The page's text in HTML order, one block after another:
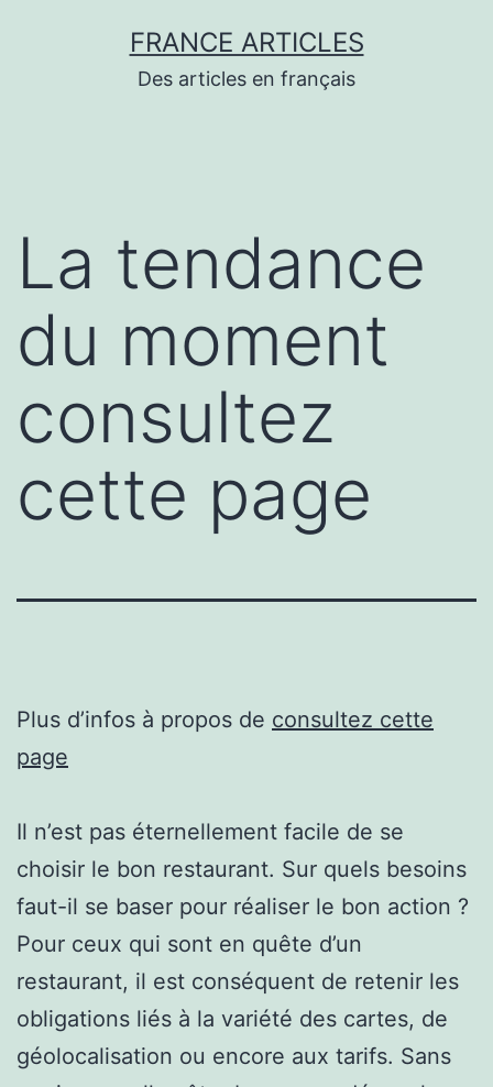
FRANCE ARTICLES
Des articles en français
La tendance
du moment
consultez
cette page
Plus d’infos à propos de consultez cette
page
Il n’est pas éternellement facile de se
choisir le bon restaurant. Sur quels besoins
faut-il se baser pour réaliser le bon action ?
Pour ceux qui sont en quête d’un
restaurant, il est conséquent de retenir les
obligations liés à la variété des cartes, de
géolocalisation ou encore aux tarifs. Sans